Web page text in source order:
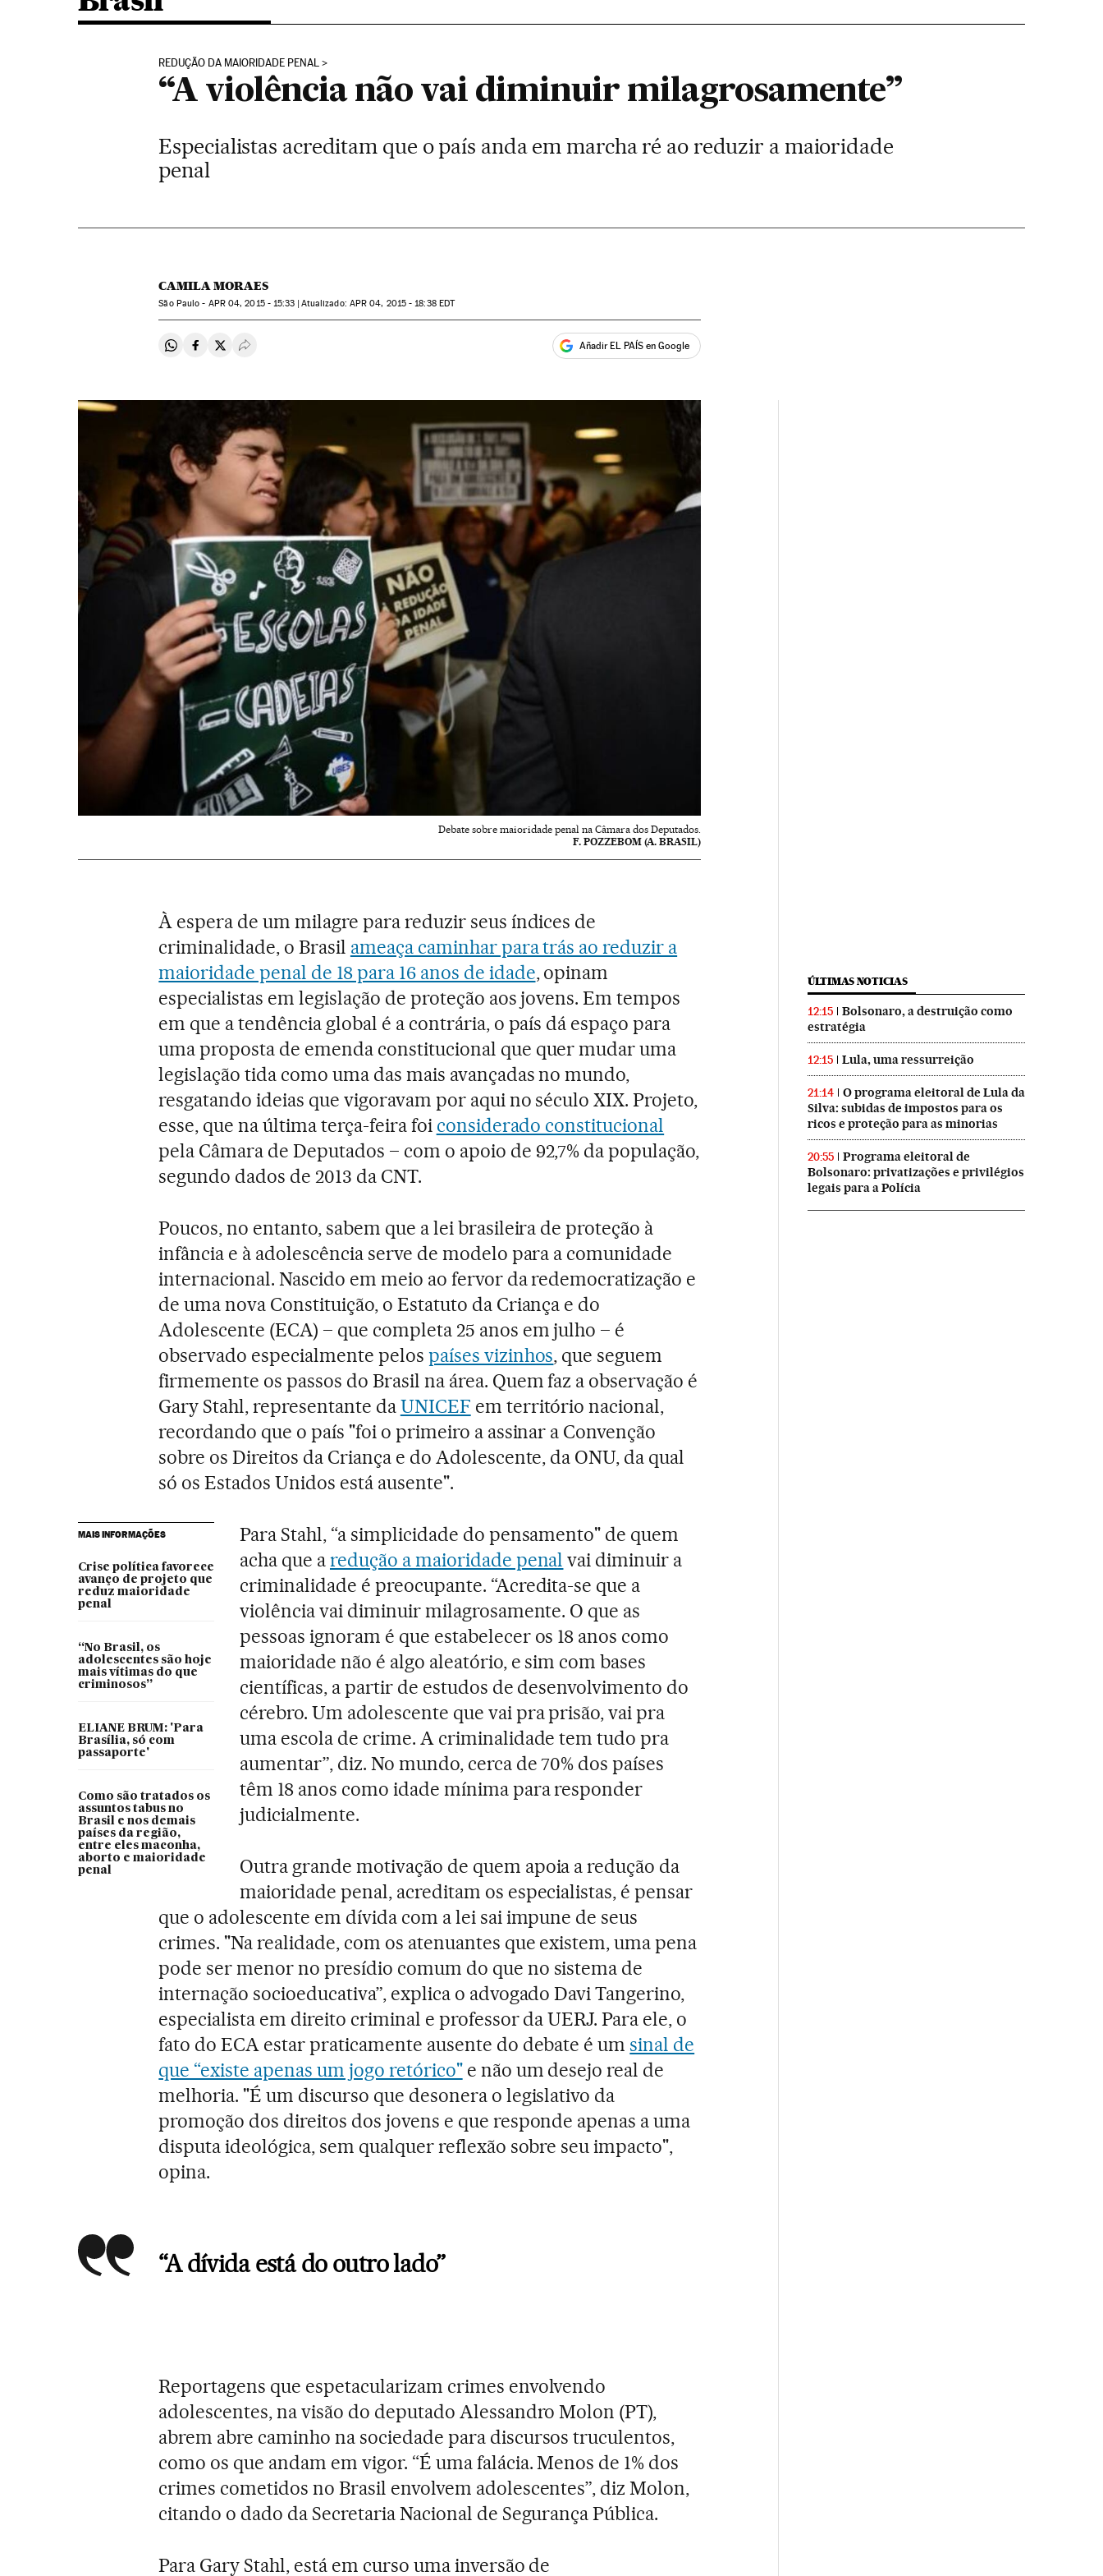
REDUÇÃO DA MAIORIDADE PENAL
“A violência não vai diminuir milagrosamente”
Especialistas acreditam que o país anda em marcha ré ao reduzir a maioridade
penal
CAMILA MORAES
São Paulo - APR04, 2015 - 15:33 atualizado: APR 04, 2015 - 18:38EDT
Compartir en Whatsapp
Compartir en Facebook
Compartir en Twitter
Desplegar Redes Sociales Añadir EL PAÍS en Google
Debate sobre maioridade penal na Câmara dos Deputados.
F. POZZEBOM (A. BRASIL)
À espera de um milagre para reduzir seus índices de
criminalidade, o Brasil ameaça caminhar para trás ao reduzir a
maioridade penal de 18 para 16 anos de idade, opinam
especialistas em legislação de proteção aos jovens. Em tempos
em que a tendência global é a contrária, o país dá espaço para
uma proposta de emenda constitucional que quer mudar uma
legislação tida como uma das mais avançadas no mundo,
resgatando ideias que vigoravam por aqui no século XIX. Projeto,
esse, que na última terça-feira foi considerado constitucional
pela Câmara de Deputados – com o apoio de 92,7% da população,
segundo dados de 2013 da CNT.
Poucos, no entanto, sabem que a lei brasileira de proteção à
infância e à adolescência serve de modelo para a comunidade
internacional. Nascido em meio ao fervor da redemocratização e
de uma nova Constituição, o Estatuto da Criança e do
Adolescente (ECA) – que completa 25 anos em julho – é
observado especialmente pelos países vizinhos, que seguem
firmemente os passos do Brasil na área. Quem faz a observação é
Gary Stahl, representante daUNICEF em território nacional,
recordando que o país "foi o primeiro a assinar a Convenção
sobre os Direitos da Criança e do Adolescente, da ONU, da qual
só os Estados Unidos está ausente".
MAIS INFORMAÇÕES
Crise política favorece
avanço de projeto que
reduz maioridade
penal
“No Brasil, os
adolescentes são hoje
mais vítimas do que
criminosos”
ELIANE BRUM: 'Para
Brasília, só com
passaporte'
Como são tratados os
assuntos tabus no
Brasil e nos demais
países da região,
entre eles maconha,
aborto e maioridade
penal
Para Stahl, “a simplicidade do pensamento" de quem
acha que aredução a maioridade penal vai diminuir a
criminalidade é preocupante. “Acredita-se que a
violência vai diminuir milagrosamente. O que as
pessoas ignoram é que estabelecer os 18 anos como
maioridade não é algo aleatório, e sim com bases
científicas, a partir de estudos de desenvolvimento do
cérebro. Um adolescente que vai pra prisão, vai pra
uma escola de crime. A criminalidade tem tudo pra
aumentar”, diz. No mundo, cerca de 70% dos países
têm 18 anos como idade mínima para responder
judicialmente.
Outra grande motivação de quem apoia a redução da
maioridade penal, acreditam os especialistas, é pensar
que o adolescente em dívida com a lei sai impune de seus
crimes. "Na realidade, com os atenuantes que existem, uma pena
pode ser menor no presídio comum do que no sistema de
internação socioeducativa”, explica o advogado Davi Tangerino,
especialista em direito criminal e professor da UERJ. Para ele, o
fato do ECA estar praticamente ausente do debate é umsinal de
que “existe apenas um jogo retórico"e não um desejo real de
melhoria. "É um discurso que desonera o legislativo da
promoção dos direitos dos jovens e que responde apenas a uma
disputa ideológica, sem qualquer reflexão sobre seu impacto",
opina.
“A dívida está do outro lado”
Reportagens que espetacularizam crimes envolvendo
adolescentes, na visão do deputado Alessandro Molon (PT),
abrem abre caminho na sociedade para discursos truculentos,
como os que andam em vigor. “É uma falácia. Menos de 1% dos
crimes cometidos no Brasil envolvem adolescentes”, diz Molon,
citando o dado da Secretaria Nacional de Segurança Pública.
Para Gary Stahl, está em curso uma inversão de
ÚLTIMAS NOTICIAS
12:15
Bolsonaro, a destruição como
estratégia
12:15 Lula, uma ressurreição
21:14
O programa eleitoral de Lula da
Silva: subidas de impostos para os
ricos e proteção para as minorias
20:55
Programa eleitoral de
Bolsonaro: privatizações e privilégios
legais para a Polícia